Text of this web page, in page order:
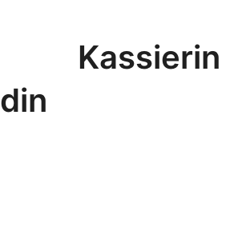
Kassierin